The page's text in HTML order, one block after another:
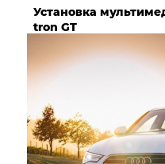
Установка
tron GT